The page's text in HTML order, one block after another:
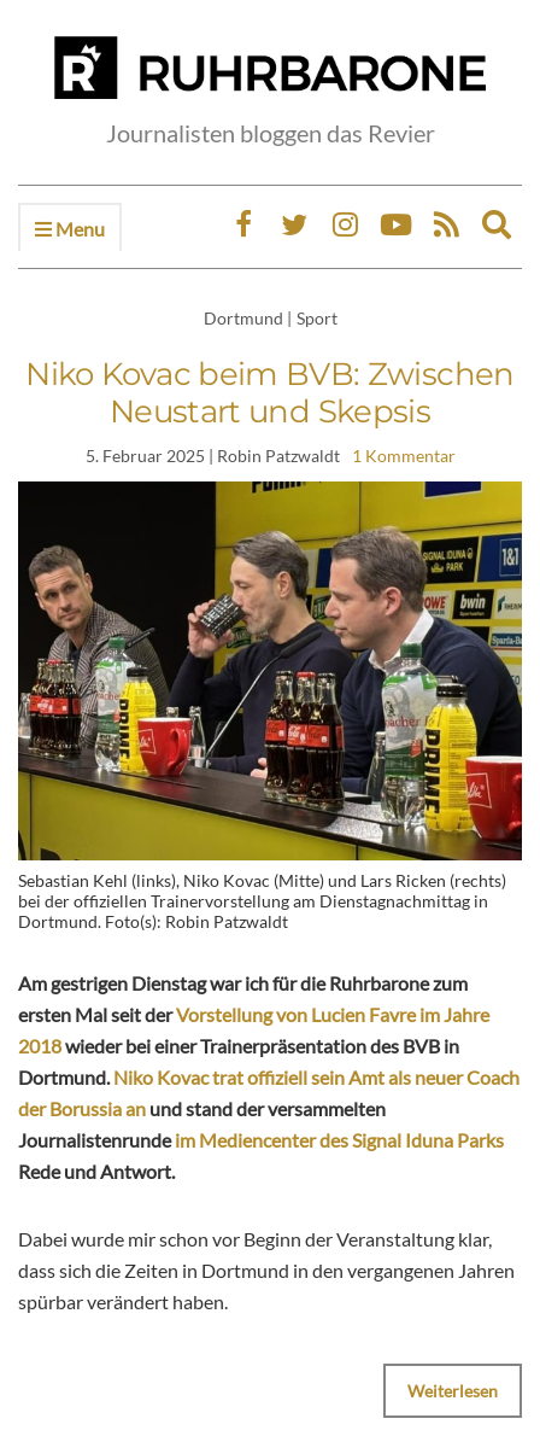
Journalisten bloggen das Revier
Menu
Dortmund | Sport
Niko Kovac beim BVB: Zwischen
Neustart und Skepsis
5. Februar 2025 | Robin Patzwaldt 1 Kommentar
Sebastian Kehl (links), Niko Kovac (Mitte) und Lars Ricken (rechts)
bei der offiziellen Trainervorstellung am Dienstagnachmittag in
Dortmund. Foto(s): Robin Patzwaldt
Am gestrigen Dienstag war ich für die Ruhrbarone zum
ersten Mal seit derVorstellung von Lucien Favre im Jahre
2018wieder bei einer Trainerpräsentation des BVB in
Dortmund.Niko Kovac trat offiziell sein Amt als neuer Coach
der Borussia an und stand der versammelten
Journalistenrundeim Mediencenter des Signal Iduna Parks
Rede und Antwort.
Dabei wurde mir schon vor Beginn der Veranstaltung klar,
dass sich die Zeiten in Dortmund in den vergangenen Jahren
spürbar verändert haben.
Weiterlesen